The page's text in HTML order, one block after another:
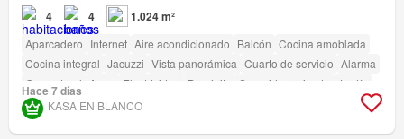
4 4 1.024 m²
Aparcadero Internet Aire acondicionado Balcón Cocina amoblada
Cocina integral Jacuzzi Vista panorámica Cuarto de servicio Alarma
Gas natural
Agua Electricidad Depósito Seguridad privada
Jardín
Barbecue
Hace 7 días
KASA EN BLANCO